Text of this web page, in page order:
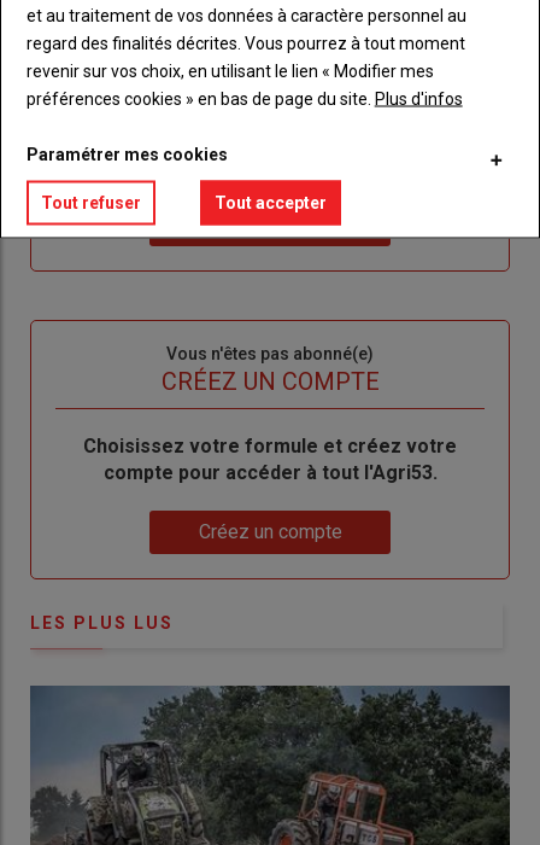
Body
Connectez-vous à votre compte pour profiter
de votre abonnement
"Créer
nouveau
Lien
"Réinitialiser
votre
de
Réinitialiser votre mot de passe
"Je
me
Je me connecte
Vous n'êtes pas abonné(e)
CRÉEZ UN COMPTE
BodyChoisissez votre formule et créez votre
compte pour accéder à tout l'Agri53.
Créez un compte
LES PLUS LUS
et au traitement de vos données à caractère personnel au
regard des finalités décrites. Vous pourrez à tout moment
revenir sur vos choix, en utilisant le lien « Modifier mes
préférences cookies » en bas de page du site. Plus d'infos
Paramétrer mes cookies
Tout refuser Tout accepter